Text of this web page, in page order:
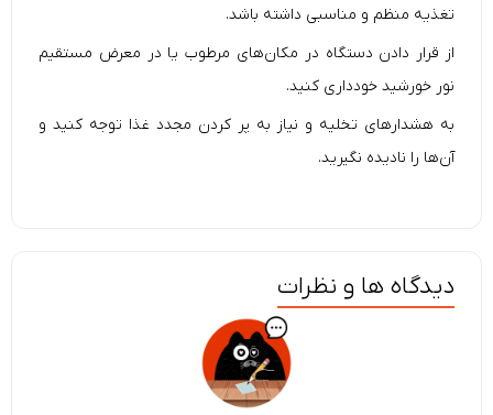
تغذیه منظم و مناسبی داشته باشد.
از قرار دادن دستگاه در مکان‌های مرطوب یا در معرض مستقیم
نور خورشید خودداری کنید.
به هشدارهای تخلیه و نیاز به پر کردن مجدد غذا توجه کنید و
آن‌ها را نادیده نگیرید.
دیدگاه ها و نظرات